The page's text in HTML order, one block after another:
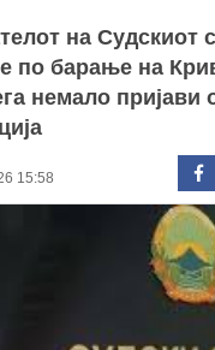
на Судскиот
по барање на
немало пријави
15:58